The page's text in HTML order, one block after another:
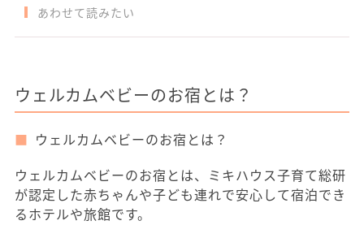
あわせて読みたい
ウェルカムベビーのお宿とは？
ウェルカムベビーのお宿とは？
ウェルカムベビーのお宿とは、ミキハウス子育て総研
が認定した赤ちゃんや子ども連れで安心して宿泊でき
るホテルや旅館です。